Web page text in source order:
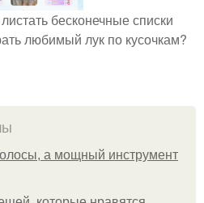
бесконечные списки
любимый лук по кусочкам?
а мощный инструмент